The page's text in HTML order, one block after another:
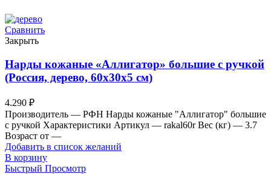
Сравнить
Закрыть
Нарды кожаные «Аллигатор» большие с ручкой
(Россия, дерево, 60х30х5 см)
4.290 ₽
Производитель — РФН Нарды кожаные "Аллигатор" большие
с ручкой Характеристики Артикул — rakal60r Вес (кг) — 3.7
Возраст от —
Добавить в список желаний
В корзину
Быстрый Просмотр